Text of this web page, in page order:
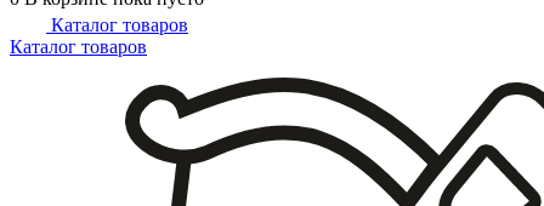
Каталог товаров
Каталог товаров